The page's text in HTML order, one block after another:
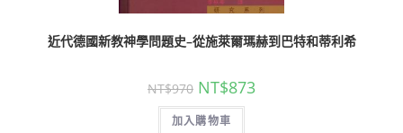
近代德國新教神學問題史–從施萊爾瑪赫到巴特和蒂利希
NT$970 NT$873
加入購物車